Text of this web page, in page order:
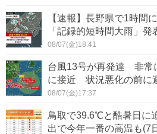
【速報】長野県で1時間
「記録的短時間大雨」発
08/07(金)18:41
台風13号が再発達 非常
に接近 状況悪化の前に
08/07(金)17:37
鳥取で39.6℃と酷暑日
出で今年一番の高温も(7